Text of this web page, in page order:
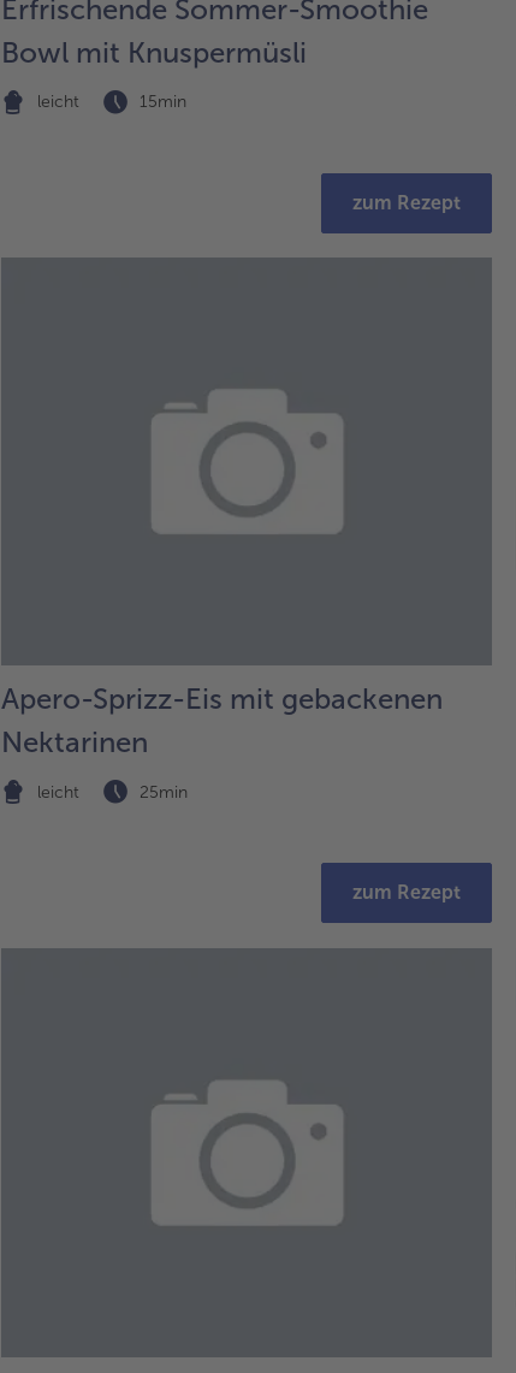
Erfrischende Sommer-Smoothie
Bowl mit Knuspermüsli
leicht 15min
zum Rezept
Apero-Sprizz-Eis mit gebackenen
Nektarinen
leicht 25min
zum Rezept